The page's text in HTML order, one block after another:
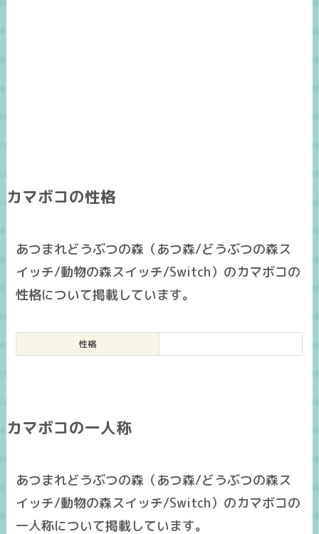
カマボコの性格
あつまれどうぶつの森（あつ森/どうぶつの森ス
イッチ/動物の森スイッチ/Switch）のカマボコの
性格について掲載しています。
性格
カマボコの一人称
あつまれどうぶつの森（あつ森/どうぶつの森ス
イッチ/動物の森スイッチ/Switch）のカマボコの
一人称について掲載しています。